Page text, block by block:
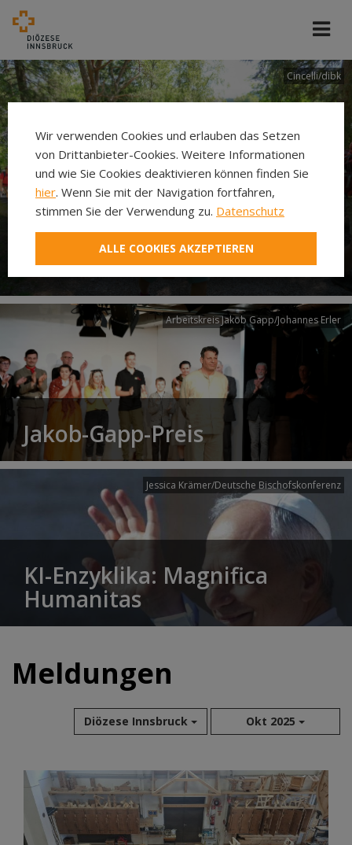
Cincelli/dibk
Neuer Pilgerweg Via
Laudato si’
Arbeitskreis Jakob Gapp/Johannes Erler
Jakob-Gapp-Preis
Jessica Krämer/Deutsche Bischofskonferenz
KI-Enzyklika: Magnifica
Humanitas
Meldungen
Diözese Innsbruck Okt 2025
Aug 2026
Jul 2026
Jun 2026
Mai 2026
Wir verwenden Cookies und erlauben das Setzen
von Drittanbieter-Cookies. Weitere Informationen
und wie Sie Cookies deaktivieren können finden Sie
hier. Wenn Sie mit der Navigation fortfahren,
stimmen Sie der Verwendung zu. Datenschutz
ALLE COOKIES AKZEPTIEREN